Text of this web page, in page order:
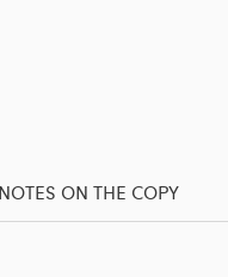
NOTES ON THE COPY